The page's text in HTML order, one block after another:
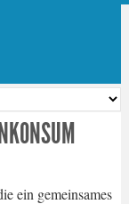
ein gemeinsames